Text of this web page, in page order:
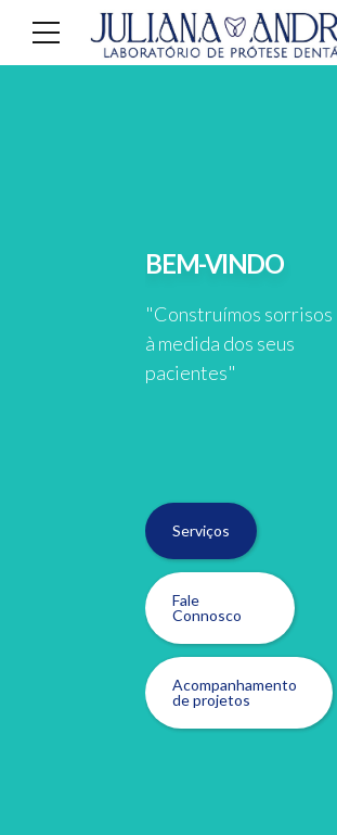
BEM-VINDO
"Construímos sorrisos
à medida dos seus
pacientes"
Serviços
Fale
Connosco
Acompanhamento
de projetos